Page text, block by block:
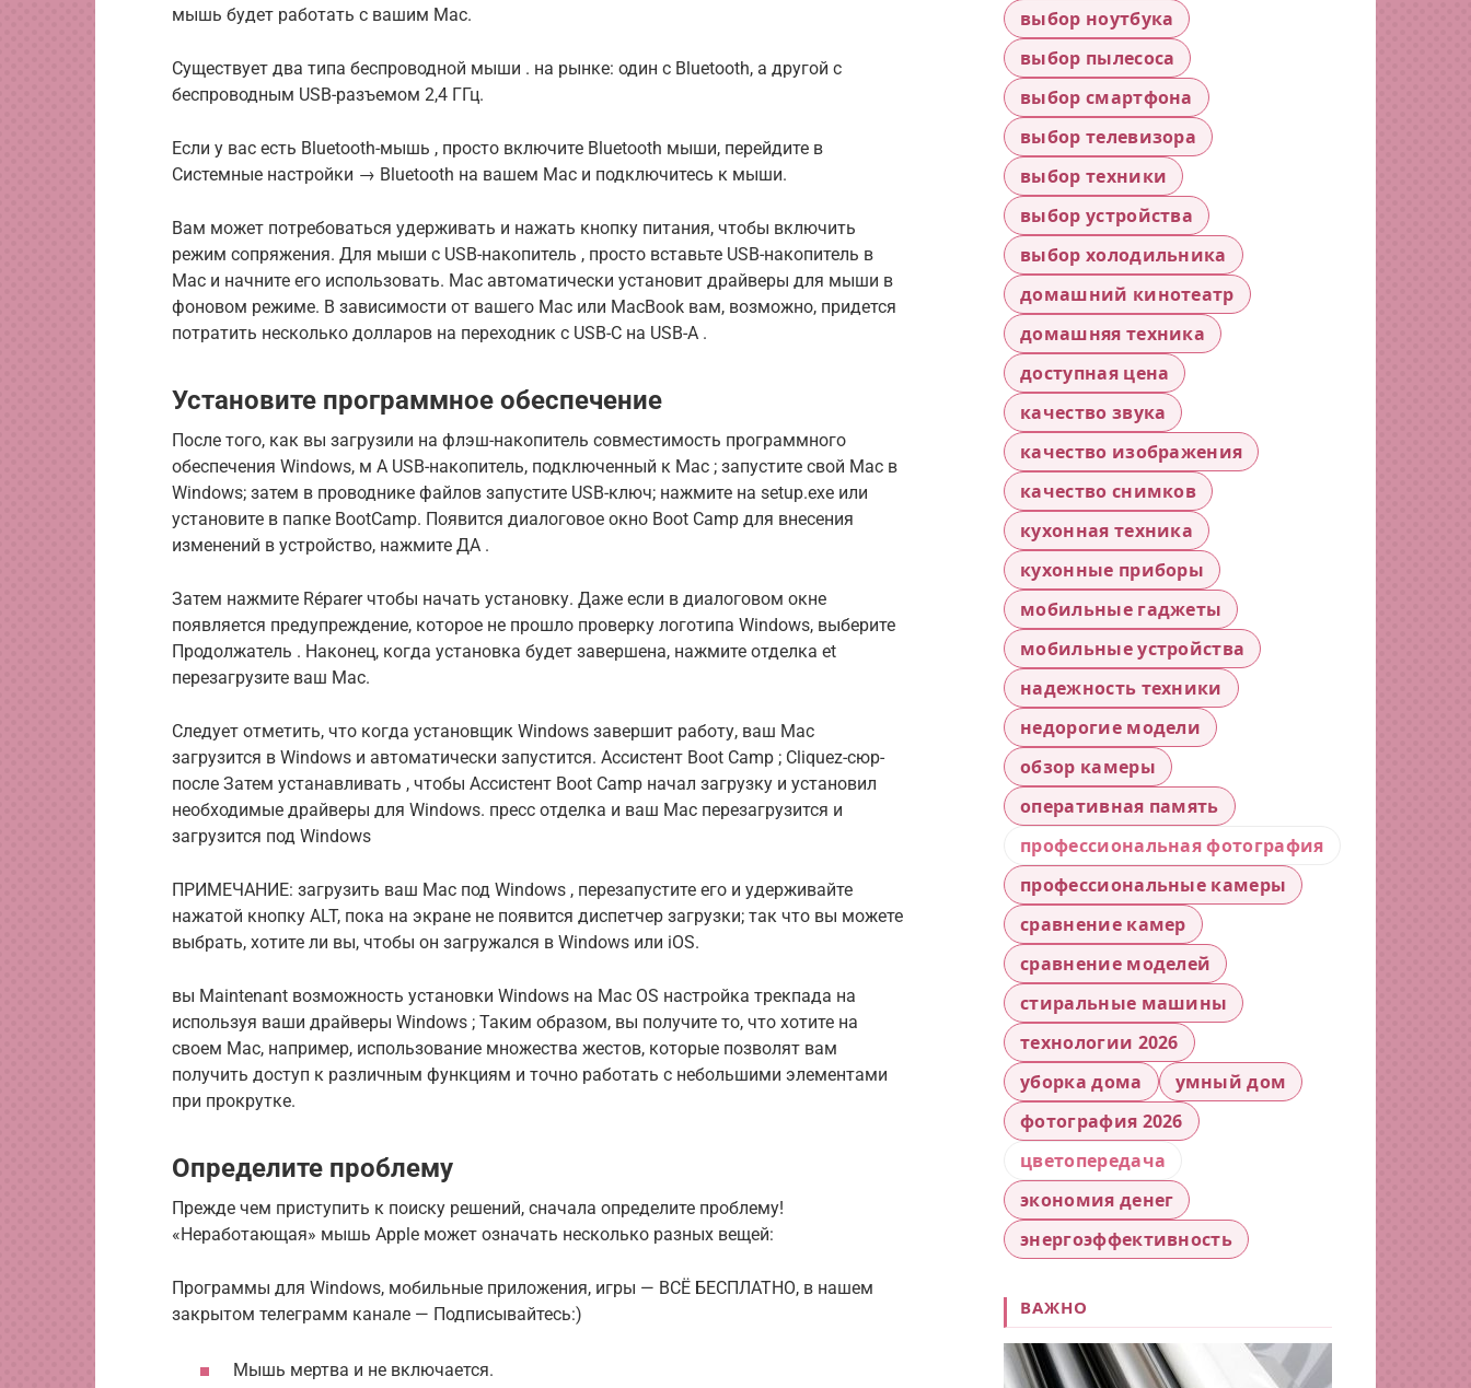
мышь будет работать с вашим Mac.
Существует два типа беспроводной мыши . на рынке: один с Bluetooth, а другой с
беспроводным USB-разъемом 2,4 ГГц.
Если у вас есть Bluetooth-мышь , просто включите Bluetooth мыши, перейдите в
Системные настройки → Bluetooth на вашем Mac и подключитесь к мыши.
Вам может потребоваться удерживать и нажать кнопку питания, чтобы включить
режим сопряжения. Для мыши с USB-накопитель , просто вставьте USB-накопитель в
Mac и начните его использовать. Mac автоматически установит драйверы для мыши в
фоновом режиме. В зависимости от вашего Mac или MacBook вам, возможно, придется
потратить несколько долларов на переходник с USB-C на USB-A .
Установите программное обеспечение
После того, как вы загрузили на флэш-накопитель совместимость программного
обеспечения Windows, м А USB-накопитель, подключенный к Mac ; запустите свой Mac в
Windows; затем в проводнике файлов запустите USB-ключ; нажмите на setup.exe или
установите в папке BootCamp. Появится диалоговое окно Boot Camp для внесения
изменений в устройство, нажмите ДА .
Затем нажмите Réparerчтобы начать установку. Даже если в диалоговом окне
появляется предупреждение, которое не прошло проверку логотипа Windows, выберите
Продолжатель . Наконец, когда установка будет завершена, нажмите отделка et
перезагрузите ваш Mac.
Следует отметить, что когда установщик Windows завершит работу, ваш Mac
загрузится в Windows и автоматически запустится. Ассистент Boot Camp ; Cliquez-сюр-
после Затем устанавливать , чтобы Ассистент Boot Camp начал загрузку и установил
необходимые драйверы для Windows. пресс отделка и ваш Mac перезагрузится и
загрузится под Windows
ПРИМЕЧАНИЕ: загрузить ваш Mac под Windows , перезапустите его и удерживайте
нажатой кнопку ALT, пока на экране не появится диспетчер загрузки; так что вы можете
выбрать, хотите ли вы, чтобы он загружался в Windows или iOS.
вы Maintenant возможность установки Windows на Mac OS настройка трекпада на
используя ваши драйверы Windows ; Таким образом, вы получите то, что хотите на
своем Mac, например, использование множества жестов, которые позволят вам
получить доступ к различным функциям и точно работать с небольшими элементами
при прокрутке.
Определите проблему
Прежде чем приступить к поиску решений, сначала определите проблему!
«Неработающая» мышь Apple может означать несколько разных вещей:
Программы для Windows, мобильные приложения, игры — ВСЁ БЕСПЛАТНО, в нашем
закрытом телеграмм канале — Подписывайтесь:)
Мышь мертва и не включается.
выбор ноутбука
выбор пылесоса
выбор смартфона
выбор телевизора
выбор техники
выбор устройства
выбор холодильника
домашний кинотеатр
домашняя техника
доступная цена
качество звука
качество изображения
качество снимков
кухонная техника
кухонные приборы
мобильные гаджеты
мобильные устройства
надежность техники
недорогие модели
обзор камеры
оперативная память
профессиональная фотография
профессиональные камеры
сравнение камер
сравнение моделей
стиральные машины
технологии 2026
уборка дома
умный дом
фотография 2026
цветопередача
экономия денег
энергоэффективность
ВАЖНО